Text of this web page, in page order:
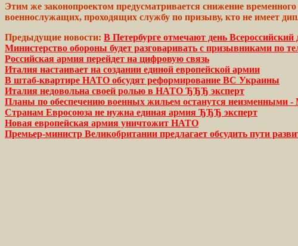
Этим же законопроектом предусматривается снижение временного
военнослужащих, проходящих службу по призыву, кто не имеет
Предыдущие новости: В Петербурге отмечают день
Министерство обороны будет разговаривать с призывниками по
Российская армия перейдет на цифровую связь
Италия настаивает на создании единой европейской армии
В штаб-квартире НАТО обсудят реформирование ВС Украины
Италия недовольна своей ролью в НАТО ЂЂЂ эксперт
Планы по обеспечению военных жильем останутся неизменными -
Странам Евросоюза не нужна единая армия ЂЂЂ эксперт
Новая европейская армия уничтожит НАТО
Премьер-министр Великобритании предлагает обсудить пути